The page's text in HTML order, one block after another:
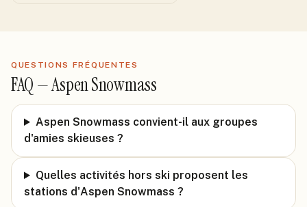
QUESTIONS FRÉQUENTES
FAQ —Aspen Snowmass
Aspen Snowmass convient-il aux groupes
d'amies skieuses ?
Quelles activités hors ski proposent les
stations d'Aspen Snowmass ?